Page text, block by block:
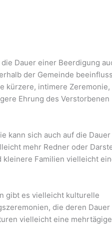
Dauer einer Beerdigung
der Gemeinde
kürzere, intimere Zeremonie,
Ehrung des Verstorbenen
kann sich auch auf die
mehr Redner oder
Familien vielleicht
gibt es vielleicht kulturelle
die deren Dauer
vielleicht eine mehrtägige